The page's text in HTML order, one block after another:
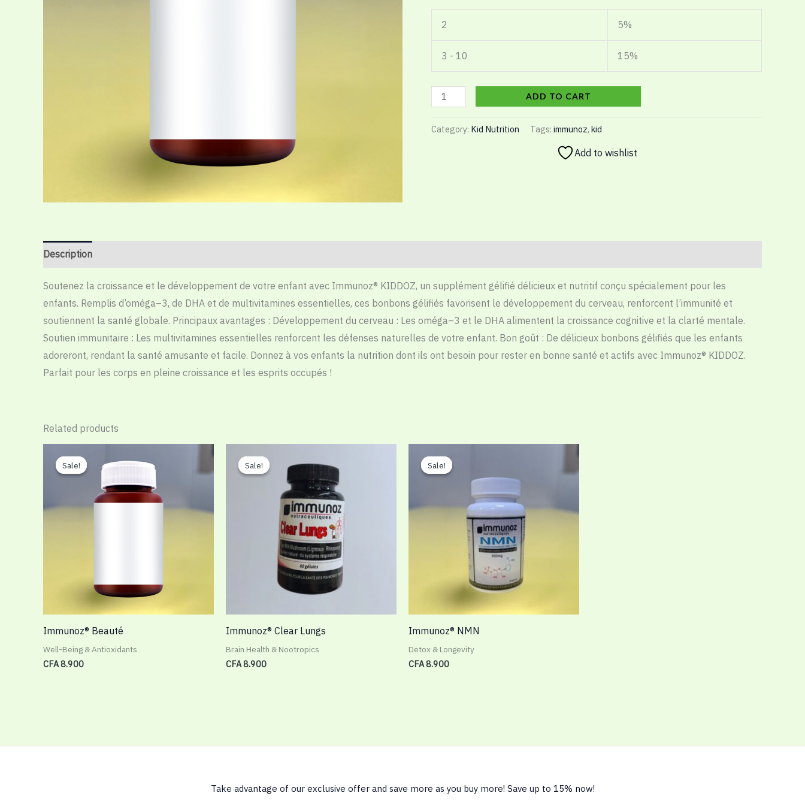
2 5%
3 - 10 15%
ADD TO CART
Category: Kid Nutrition Tags: immunoz, kid
Add to wishlist
Description
Soutenez la croissance et le développement de votre enfant avec Immunoz® KIDDOZ, un supplément gélifié délicieux et nutritif conçu spécialement pour les
enfants. Remplis d’oméga–3, de DHA et de multivitamines essentielles, ces bonbons gélifiés favorisent le développement du cerveau, renforcent l’immunité et
soutiennent la santé globale. Principaux avantages : Développement du cerveau : Les oméga–3 et le DHA alimentent la croissance cognitive et la clarté mentale.
Soutien immunitaire : Les multivitamines essentielles renforcent les défenses naturelles de votre enfant. Bon goût : De délicieux bonbons gélifiés que les enfants
adoreront, rendant la santé amusante et facile. Donnez à vos enfants la nutrition dont ils ont besoin pour rester en bonne santé et actifs avec Immunoz® KIDDOZ.
Parfait pour les corps en pleine croissance et les esprits occupés !
Related products
Sale!
Sale!
Immunoz® Beauté
Well-Being & Antioxidants
CFA8.900
Sale!
Sale!
Immunoz® Clear Lungs
Brain Health & Nootropics
CFA8.900
Sale!
Sale!
Immunoz® NMN
Detox & Longevity
CFA8.900
Take advantage of our exclusive offer and save more as you buy more! Save up to 15% now!